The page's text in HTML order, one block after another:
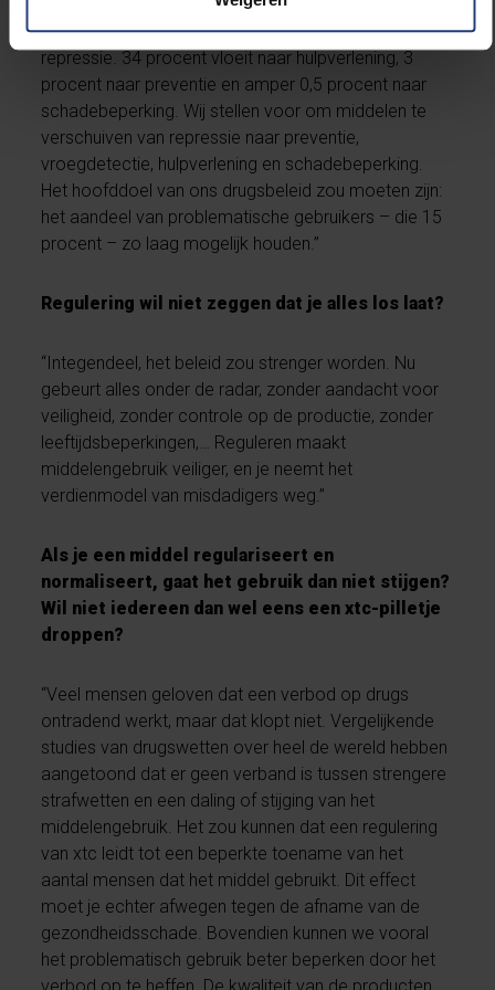
trafiekketens te ontmantelen. Ongeveer 62 procent
van de middelen van het drugsbeleid gaat naar
repressie. 34 procent vloeit naar hulpverlening, 3
procent naar preventie en amper 0,5 procent naar
schadebeperking. Wij stellen voor om middelen te
verschuiven van repressie naar preventie,
vroegdetectie, hulpverlening en schadebeperking.
Het hoofddoel van ons drugsbeleid zou moeten zijn:
het aandeel van problematische gebruikers – die 15
procent – zo laag mogelijk houden.”
Regulering wil niet zeggen dat je alles los laat?
“Integendeel, het beleid zou strenger worden. Nu
gebeurt alles onder de radar, zonder aandacht voor
veiligheid, zonder controle op de productie, zonder
leeftijdsbeperkingen,… Reguleren maakt
middelengebruik veiliger, en je neemt het
verdienmodel van misdadigers weg.”
Als je een middel regulariseert en
normaliseert, gaat het gebruik dan niet stijgen?
Wil niet iedereen dan wel eens een xtc-pilletje
droppen?
“Veel mensen geloven dat een verbod op drugs
ontradend werkt, maar dat klopt niet. Vergelijkende
studies van drugswetten over heel de wereld hebben
aangetoond dat er geen verband is tussen strengere
strafwetten en een daling of stijging van het
middelengebruik. Het zou kunnen dat een regulering
van xtc leidt tot een beperkte toename van het
aantal mensen dat het middel gebruikt. Dit effect
moet je echter afwegen tegen de afname van de
gezondheidsschade. Bovendien kunnen we vooral
het problematisch gebruik beter beperken door het